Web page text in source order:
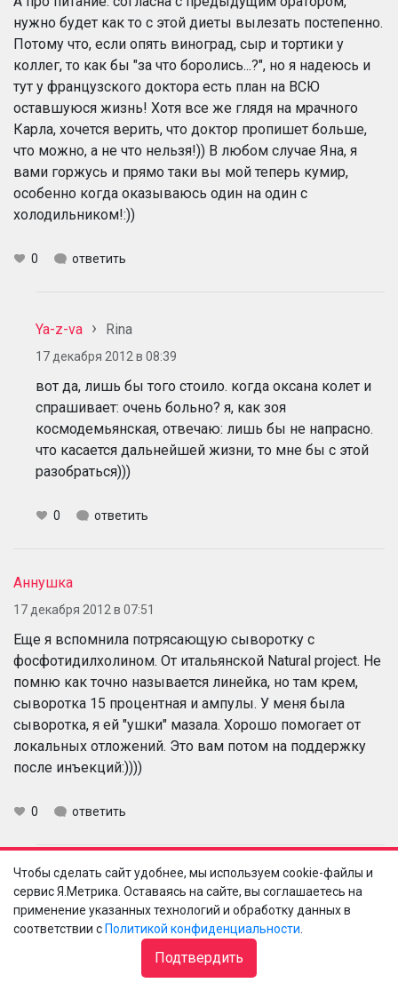
нужно будет как то с этой диеты вылезать постепенно.
Потому что, если опять виноград, сыр и тортики у
коллег, то как бы "за что боролись...?", но я надеюсь и
тут у французского доктора есть план на ВСЮ
оставшуюся жизнь! Хотя все же глядя на мрачного
Карла, хочется верить, что доктор пропишет больше,
что можно, а не что нельзя!)) В любом случае Яна, я
вами горжусь и прямо таки вы мой теперь кумир,
особенно когда оказываюсь один на один с
холодильником!:))
0 ответить
Ya-z-va Rina
17 декабря 2012 в 08:39
вот да, лишь бы того стоило. когда оксана колет и
спрашивает: очень больно? я, как зоя
космодемьянская, отвечаю: лишь бы не напрасно.
что касается дальнейшей жизни, то мне бы с этой
разобраться)))
0 ответить
Аннушка
17 декабря 2012 в 07:51
Еще я вспомнила потрясающую сыворотку с
фосфотидилхолином. От итальянской Natural project. Не
помню как точно называется линейка, но там крем,
сыворотка 15 процентная и ампулы. У меня была
сыворотка, я ей "ушки" мазала. Хорошо помогает от
локальных отложений. Это вам потом на поддержку
после инъекций:))))
0 ответить
Ya-z-va Аннушка
17 декабря 2012 в 08:39
ух ты, спасибо за совет, буду искать эту
сыворотку.не знала про марку
Чтобы сделать сайт удобнее, мы используем cookie-файлы и
сервис Я.Метрика. Оставаясь на сайте, вы соглашаетесь на
применение указанных технологий и обработку данных в
соответствии с Политикой конфиденциальности
Подтвердить